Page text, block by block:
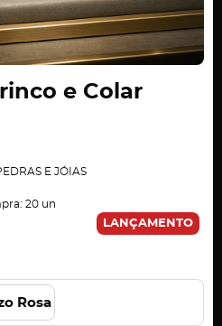
e Colar
E JÓIAS
20 un
LANÇAMENTO
Rosa